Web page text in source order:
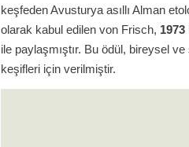
keşfeden Avusturya asıllı Alman
olarak kabul edilen von Frisch,
ile paylaşmıştır. Bu ödül, bireysel
keşifleri için verilmiştir.